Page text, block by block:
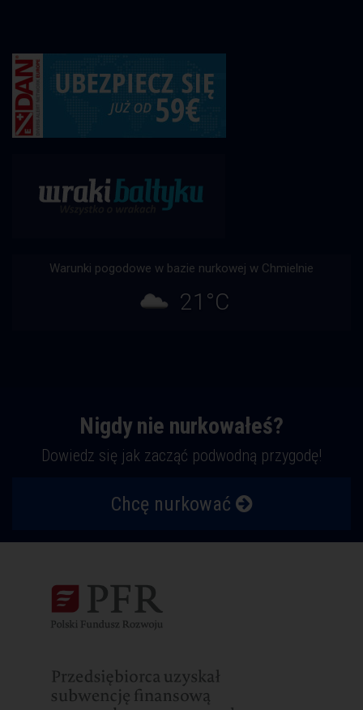
Warunki pogodowe w bazie nurkowej w Chmielnie
21°C
Nigdy nie nurkowałeś?
Dowiedz się jak zacząć podwodną przygodę!
Chcę nurkować